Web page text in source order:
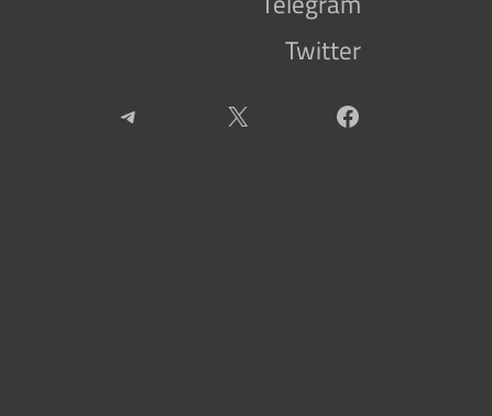
Twitter
Facebook
X
Telegram